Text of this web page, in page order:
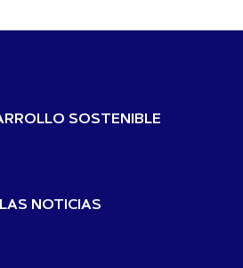
SOSTENIBLE
NOTICIAS